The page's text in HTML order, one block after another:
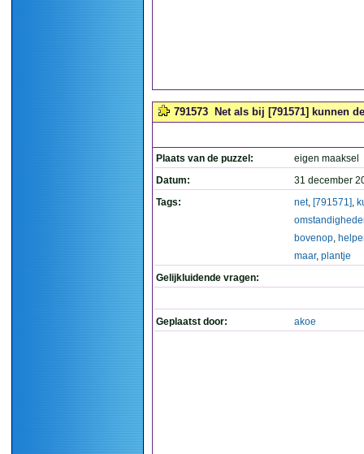
791573 Net als bij [791571] kunnen
Plaats van de puzzel:
eigen maaksel
Datum:
31 december
Tags:
net, [791571],
bovenop,
maar, plantje
Gelijkluidende vragen:
Geplaatst door: akoe